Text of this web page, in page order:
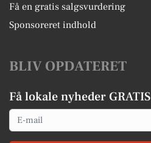
Få en gratis salgsvurdering
Sponsoreret indhold
BLIV OPDATERET
Få lokale nyheder GRATIS
Email